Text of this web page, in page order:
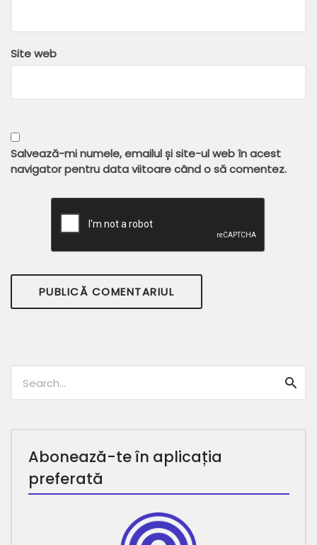
Site web
Salvează-mi numele, emailul și site-ul web în acest
navigator pentru data viitoare când o să comentez.
Abonează-te în aplicația
preferată